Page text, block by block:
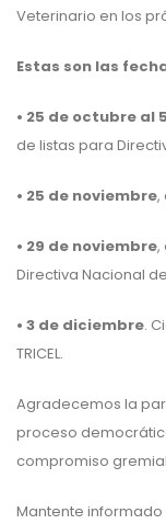
Veterinario en los
Estas son las
• 25 de octubre al
de listas para
• 25 de noviembre,
• 29 de noviembre,
Directiva Nacional
• 3 de diciembre.
TRICEL.
Agradecemos la
proceso
compromiso
Mantente informado